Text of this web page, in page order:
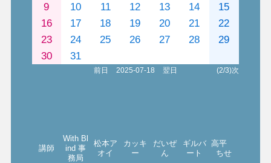
9
10 11 12 13 14
15
16
17 18 19 20 21
22
23
24 25 26 27 28
29
30
31
前日 2025-07-18 翌日 (2/3)次
講師
With Bl
ind 事
務局
松本ア
オイ
カッキ
ー
だいぜ
ん
ギルバ
ート
高平
ちせ